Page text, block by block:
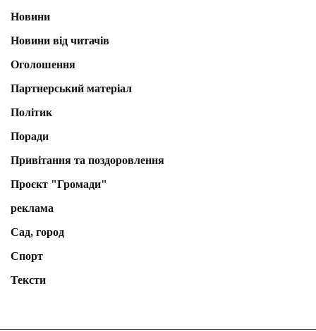
Новини
Новини від читачів
Оголошення
Партнерський матеріал
Політик
Поради
Привітання та поздоровлення
Проєкт "Громади"
реклама
Сад, город
Спорт
Тексти